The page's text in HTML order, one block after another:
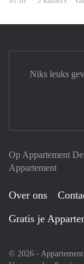
Op Appartement
Appartement
Over ons
Gratis je
© 2026 -
Niks leuks